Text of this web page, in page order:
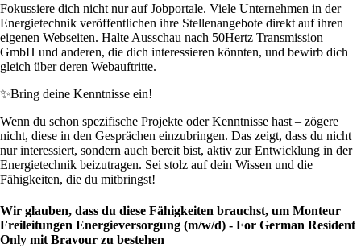
Fokussiere dich nicht nur auf Jobportale. Viele Unternehmen in der
Energietechnik veröffentlichen ihre Stellenangebote direkt auf ihren
eigenen Webseiten. Halte Ausschau nach 50Hertz Transmission
GmbH und anderen, die dich interessieren könnten, und bewirb dich
gleich über deren Webauftritte.
✨Bring deine Kenntnisse ein!
Wenn du schon spezifische Projekte oder Kenntnisse hast – zögere
nicht, diese in den Gesprächen einzubringen. Das zeigt, dass du nicht
nur interessiert, sondern auch bereit bist, aktiv zur Entwicklung in der
Energietechnik beizutragen. Sei stolz auf dein Wissen und die
Fähigkeiten, die du mitbringst!
Wir glauben, dass du diese Fähigkeiten brauchst, um Monteur
Freileitungen Energieversorgung (m/w/d) - For German Resident
Only mit Bravour zu bestehen